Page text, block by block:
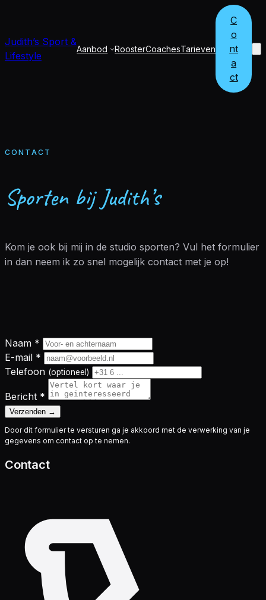
de
inhoud
Judith’s Sport &
Lifestyle
Aanbod RoosterCoachesTarieven
C
o
nt
a
ct
CONTACT
Sporten bij Judith’s
Kom je ook bij mij in de studio sporten? Vul het formulier
in dan neem ik zo snel mogelijk contact met je op!
Naam *
E-mail *
Telefoon (optioneel)
Bericht *
Verzenden →
Door dit formulier te versturen ga je akkoord met de verwerking van je
gegevens om contact op te nemen.
Contact